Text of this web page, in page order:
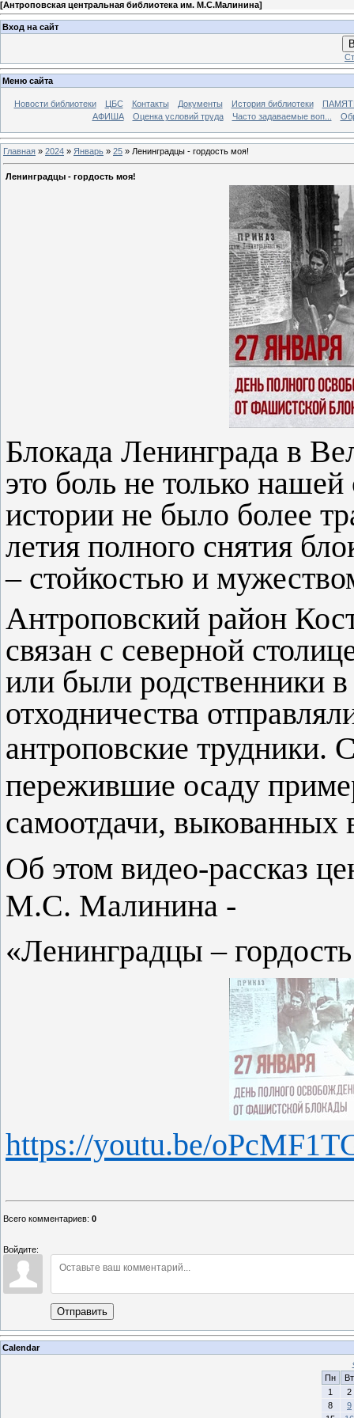
[Антроповская центральная библиотека им. М.С.Малинина]
Вход на сайт
Меню сайта
Новости библиотеки ЦБС Контакты Документы История библиотеки
АФИША
Оценка условий труда Часто задаваемые воп...
Главная » 2024 » Январь » 25 » Ленинградцы - гордость моя!
Ленинградцы - гордость моя!
Блокада Ленинграда в
это боль не только
истории не было более
летия полного снятия
– стойкостью и
Антроповский район
связан с северной
или были родственники
отходничества
антроповские трудники.
пережившие осаду
самоотдачи, выкованных
Об этом видео-рассказ
М.С. Малинина -
«Ленинградцы –
https://youtu.be/
Всего комментариев: 0
Войдите:
Отправить
Calendar
Пн
Вт
1
2
8
9